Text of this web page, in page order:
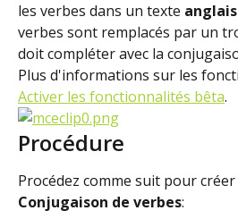
les verbes dans un texte
verbes sont remplacés par un
doit compléter avec la
Plus d'informations sur les
Activer les fonctionnalités bêta.
Procédure
Procédez comme suit pour
Conjugaison de verbes: